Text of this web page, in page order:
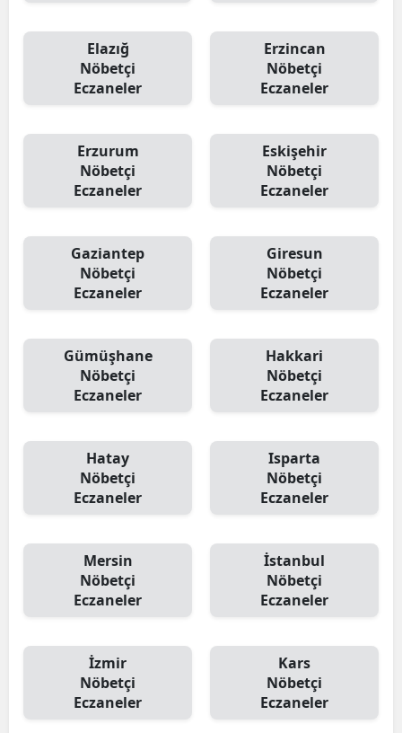
Elazığ
Nöbetçi
Eczaneler
Erzincan
Nöbetçi
Eczaneler
Erzurum
Nöbetçi
Eczaneler
Eskişehir
Nöbetçi
Eczaneler
Gaziantep
Nöbetçi
Eczaneler
Giresun
Nöbetçi
Eczaneler
Gümüşhane
Nöbetçi
Eczaneler
Hakkari
Nöbetçi
Eczaneler
Hatay
Nöbetçi
Eczaneler
Isparta
Nöbetçi
Eczaneler
Mersin
Nöbetçi
Eczaneler
İstanbul
Nöbetçi
Eczaneler
İzmir
Nöbetçi
Eczaneler
Kars
Nöbetçi
Eczaneler